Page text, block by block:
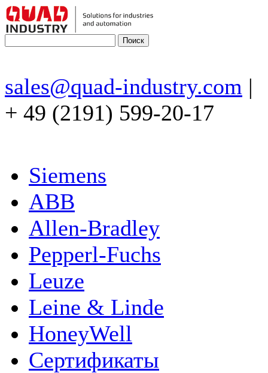
sales@quad-industry.com |
+ 49 (2191) 599-20-17
Siemens
ABB
Allen-Bradley
Pepperl-Fuchs
Leuze
Leine & Linde
HoneyWell
Сертификаты